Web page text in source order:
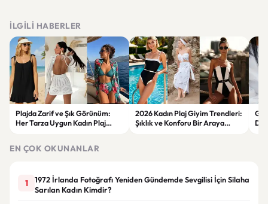
İLGILI HABERLER
Plajda Zarif ve Şık Görünüm:
Her Tarza Uygun Kadın Plaj
2026 Kadın Plaj Giyim Trendleri:
Şıklık ve Konforu Bir Araya
EN ÇOK OKUNANLAR
1
1972 İrlanda Fotoğrafı Yeniden Gündemde Sevgilisi İçin Silaha
Sarılan Kadın Kimdir?